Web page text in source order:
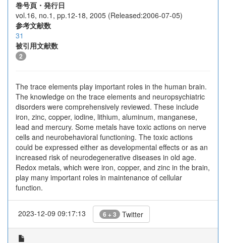
巻号頁・発行日
vol.16, no.1, pp.12-18, 2005 (Released:2006-07-05)
参考文献数
31
被引用文献数
2
The trace elements play important roles in the human brain.
The knowledge on the trace elements and neuropsychiatric
disorders were comprehensively reviewed. These include
iron, zinc, copper, iodine, lithium, aluminum, manganese,
lead and mercury. Some metals have toxic actions on nerve
cells and neurobehavioral functioning. The toxic actions
could be expressed either as developmental effects or as an
increased risk of neurodegenerative diseases in old age.
Redox metals, which were iron, copper, and zinc in the brain,
play many important roles in maintenance of cellular
function.
2023-12-09 09:17:13 6 + 3 Twitter